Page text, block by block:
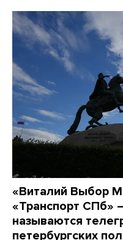
«Виталий Выбор
«Транспорт СПб»
называются
петербургских